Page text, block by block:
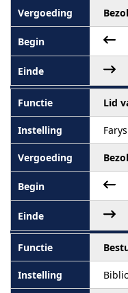
Lid
Farys